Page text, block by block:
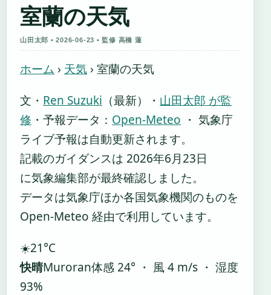
室蘭の天気
山田太郎 • 2026-06-23 • 監修 高橋 蓮
ホーム › 天気 › 室蘭の天気
文・ Ren Suzuki （最新） ・ 山田太郎 が監
修 ・ 予報データ： Open-Meteo ・ 気象庁
ライブ予報は自動更新されます。
記載のガイダンスは 2026年6月23日
に気象編集部が最終確認しました。
データは気象庁ほか各国気象機関のものを
Open-Meteo 経由で利用しています。
☀️21°C
快晴Muroran体感 24° ・ 風 4 m/s ・ 湿度
93%